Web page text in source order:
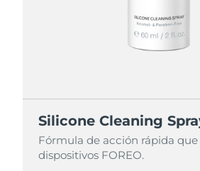
Silicone Cleaning
Fórmula de acción rápida
dispositivos FOREO.